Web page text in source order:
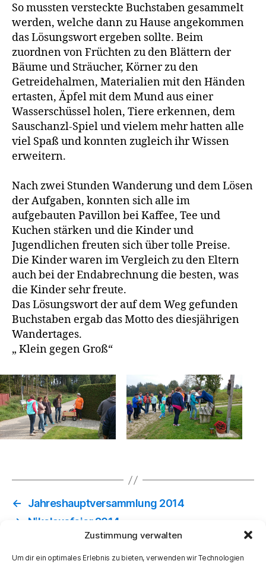
Zustimmung verwalten
Um dir ein optimales Erlebnis zu bieten, verwenden wir Technologien
So mussten versteckte Buchstaben gesammelt
werden, welche dann zu Hause angekommen
das Lösungswort ergeben sollte. Beim
zuordnen von Früchten zu den Blättern der
Bäume und Sträucher, Körner zu den
Getreidehalmen, Materialien mit den Händen
ertasten, Äpfel mit dem Mund aus einer
Wasserschüssel holen, Tiere erkennen, dem
Sauschanzl-Spiel und vielem mehr hatten alle
viel Spaß und konnten zugleich ihr Wissen
erweitern.
Nach zwei Stunden Wanderung und dem Lösen
der Aufgaben, konnten sich alle im
aufgebauten Pavillon bei Kaffee, Tee und
Kuchen stärken und die Kinder und
Jugendlichen freuten sich über tolle Preise.
Die Kinder waren im Vergleich zu den Eltern
auch bei der Endabrechnung die besten, was
die Kinder sehr freute.
Das Lösungswort der auf dem Weg gefunden
Buchstaben ergab das Motto des diesjährigen
Wandertages.
„ Klein gegen Groß“
←
Jahreshauptversammlung 2014
→
Nikolausfeier 2014